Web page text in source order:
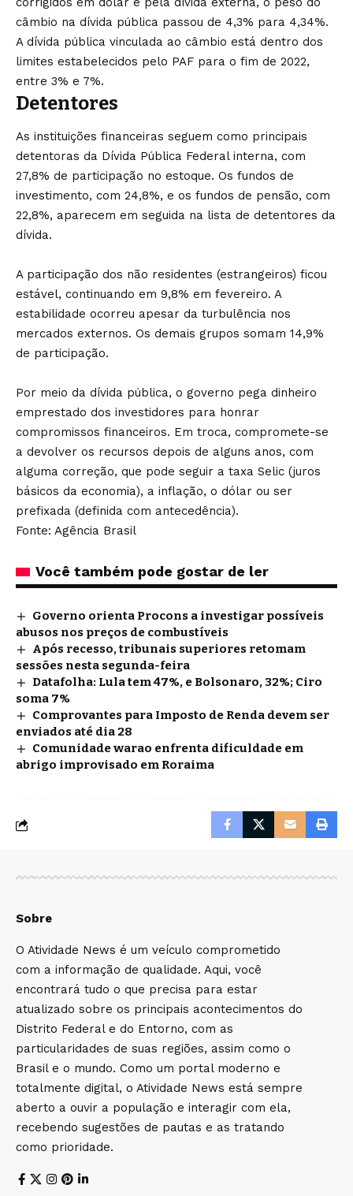
câmbio na dívida pública passou de 4,3% para 4,34%.
A dívida pública vinculada ao câmbio está dentro dos
limites estabelecidos pelo PAF para o fim de 2022,
entre 3% e 7%.
Detentores
As instituições financeiras seguem como principais
detentoras da Dívida Pública Federal interna, com
27,8% de participação no estoque. Os fundos de
investimento, com 24,8%, e os fundos de pensão, com
22,8%, aparecem em seguida na lista de detentores da
dívida.
A participação dos não residentes (estrangeiros) ficou
estável, continuando em 9,8% em fevereiro. A
estabilidade ocorreu apesar da turbulência nos
mercados externos. Os demais grupos somam 14,9%
de participação.
Por meio da dívida pública, o governo pega dinheiro
emprestado dos investidores para honrar
compromissos financeiros. Em troca, compromete-se
a devolver os recursos depois de alguns anos, com
alguma correção, que pode seguir a taxa Selic (juros
básicos da economia), a inflação, o dólar ou ser
prefixada (definida com antecedência).
Fonte: Agência Brasil
Você também pode gostar de ler
Governo orienta Procons a investigar possíveis
abusos nos preços de combustíveis
Após recesso, tribunais superiores retomam
sessões nesta segunda-feira
Datafolha: Lula tem 47%, e Bolsonaro, 32%; Ciro
soma 7%
Comprovantes para Imposto de Renda devem ser
enviados até dia 28
Comunidade warao enfrenta dificuldade em
abrigo improvisado em Roraima
Sobre
O Atividade News é um veículo comprometido
com a informação de qualidade. Aqui, você
encontrará tudo o que precisa para estar
atualizado sobre os principais acontecimentos do
Distrito Federal e do Entorno, com as
particularidades de suas regiões, assim como o
Brasil e o mundo. Como um portal moderno e
totalmente digital, o Atividade News está sempre
aberto a ouvir a população e interagir com ela,
recebendo sugestões de pautas e as tratando
como prioridade.